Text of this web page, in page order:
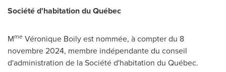
Société d'habitation du Québec
Mme Véronique Boily est nommée, à compter du 8
novembre 2024, membre indépendante du conseil
d'administration de la Société d'habitation du Québec.